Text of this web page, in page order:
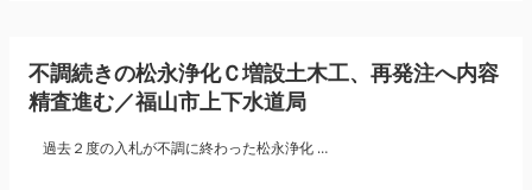
不調続きの松永浄化Ｃ増設土木工、再発注へ内容
精査進む／福山市上下水道局
過去２度の入札が不調に終わった松永浄化 …